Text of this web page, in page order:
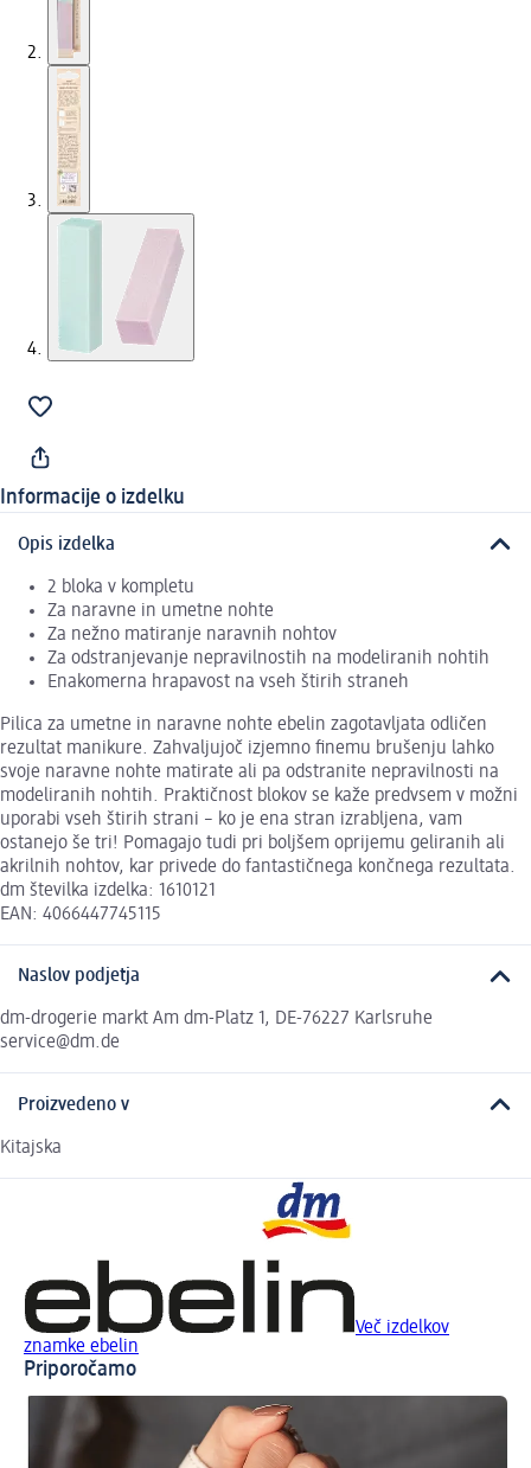
Informacije o izdelku
Opis izdelka
2 bloka v kompletu
Za naravne in umetne nohte
Za nežno matiranje naravnih nohtov
Za odstranjevanje nepravilnostih na modeliranih nohtih
Enakomerna hrapavost na vseh štirih straneh
Pilica za umetne in naravne nohte ebelin zagotavljata odličen
rezultat manikure. Zahvaljujoč izjemno finemu brušenju lahko
svoje naravne nohte matirate ali pa odstranite nepravilnosti na
modeliranih nohtih. Praktičnost blokov se kaže predvsem v možni
uporabi vseh štirih strani – ko je ena stran izrabljena, vam
ostanejo še tri! Pomagajo tudi pri boljšem oprijemu geliranih ali
akrilnih nohtov, kar privede do fantastičnega končnega rezultata.
dm številka izdelka: 1610121
EAN: 4066447745115
Naslov podjetja
dm-drogerie markt Am dm-Platz 1, DE-76227 Karlsruhe
service@dm.de
Proizvedeno v
Kitajska
Več izdelkov
znamke ebelin
Priporočamo